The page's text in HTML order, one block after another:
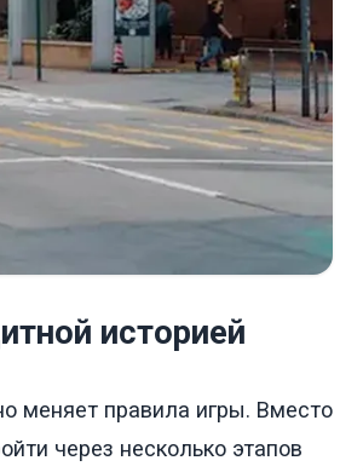
историей
меняет правила игры. Вместо
через несколько этапов